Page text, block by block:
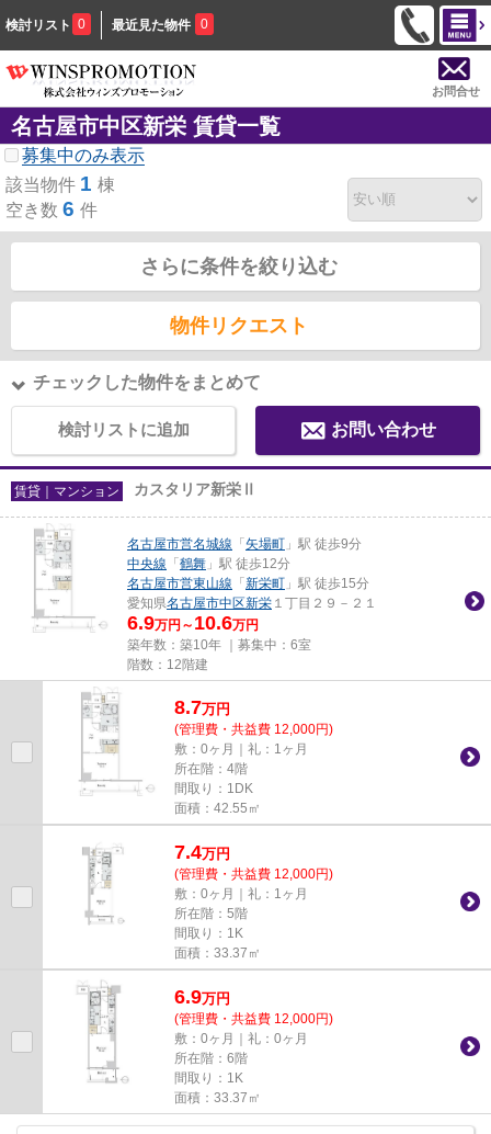
検討リスト 0 最近見た物件 0
お問合せ
名古屋市中区新栄 賃貸一覧
募集中のみ表示
該当物件 1 棟
空き数 6 件
さらに条件を絞り込む
物件リクエスト
チェックした物件をまとめて
検討リストに追加 お問い合わせ
賃貸｜マンション カスタリア新栄Ⅱ
名古屋市営名城線 「 矢場町 」駅 徒歩9分
中央線 「 鶴舞 」駅 徒歩12分
名古屋市営東山線 「 新栄町 」駅 徒歩15分
愛知県名古屋市中区新栄 １丁目２９－２１
6.9万円～ 10.6万円
築年数：築10年 ｜募集中： 6室
階数：12階建
8.7万円
(管理費・共益費 12,000円)
敷：0ヶ月｜礼：1ヶ月
所在階：4階
間取り：1DK
面積：42.55㎡
7.4万円
(管理費・共益費 12,000円)
敷：0ヶ月｜礼：1ヶ月
所在階：5階
間取り：1K
面積：33.37㎡
6.9万円
(管理費・共益費 12,000円)
敷：0ヶ月｜礼：0ヶ月
所在階：6階
間取り：1K
面積：33.37㎡